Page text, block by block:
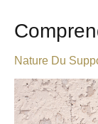
Nature Du